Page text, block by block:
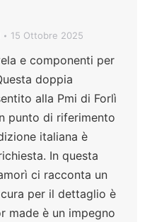
15 Ottobre 2025
e componenti per
doppia
alla Pmi di Forlì
punto di riferimento
italiana è
In questa
ci racconta un
per il dettaglio è
made è un impegno